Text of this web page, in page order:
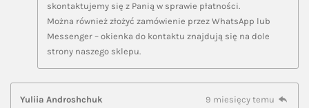
skontaktujemy się z Panią w sprawie płatności.
Można również złożyć zamówienie przez WhatsApp lub
Messenger – okienka do kontaktu znajdują się na dole
strony naszego sklepu.
Yuliia Androshchuk
9 miesięcy temu